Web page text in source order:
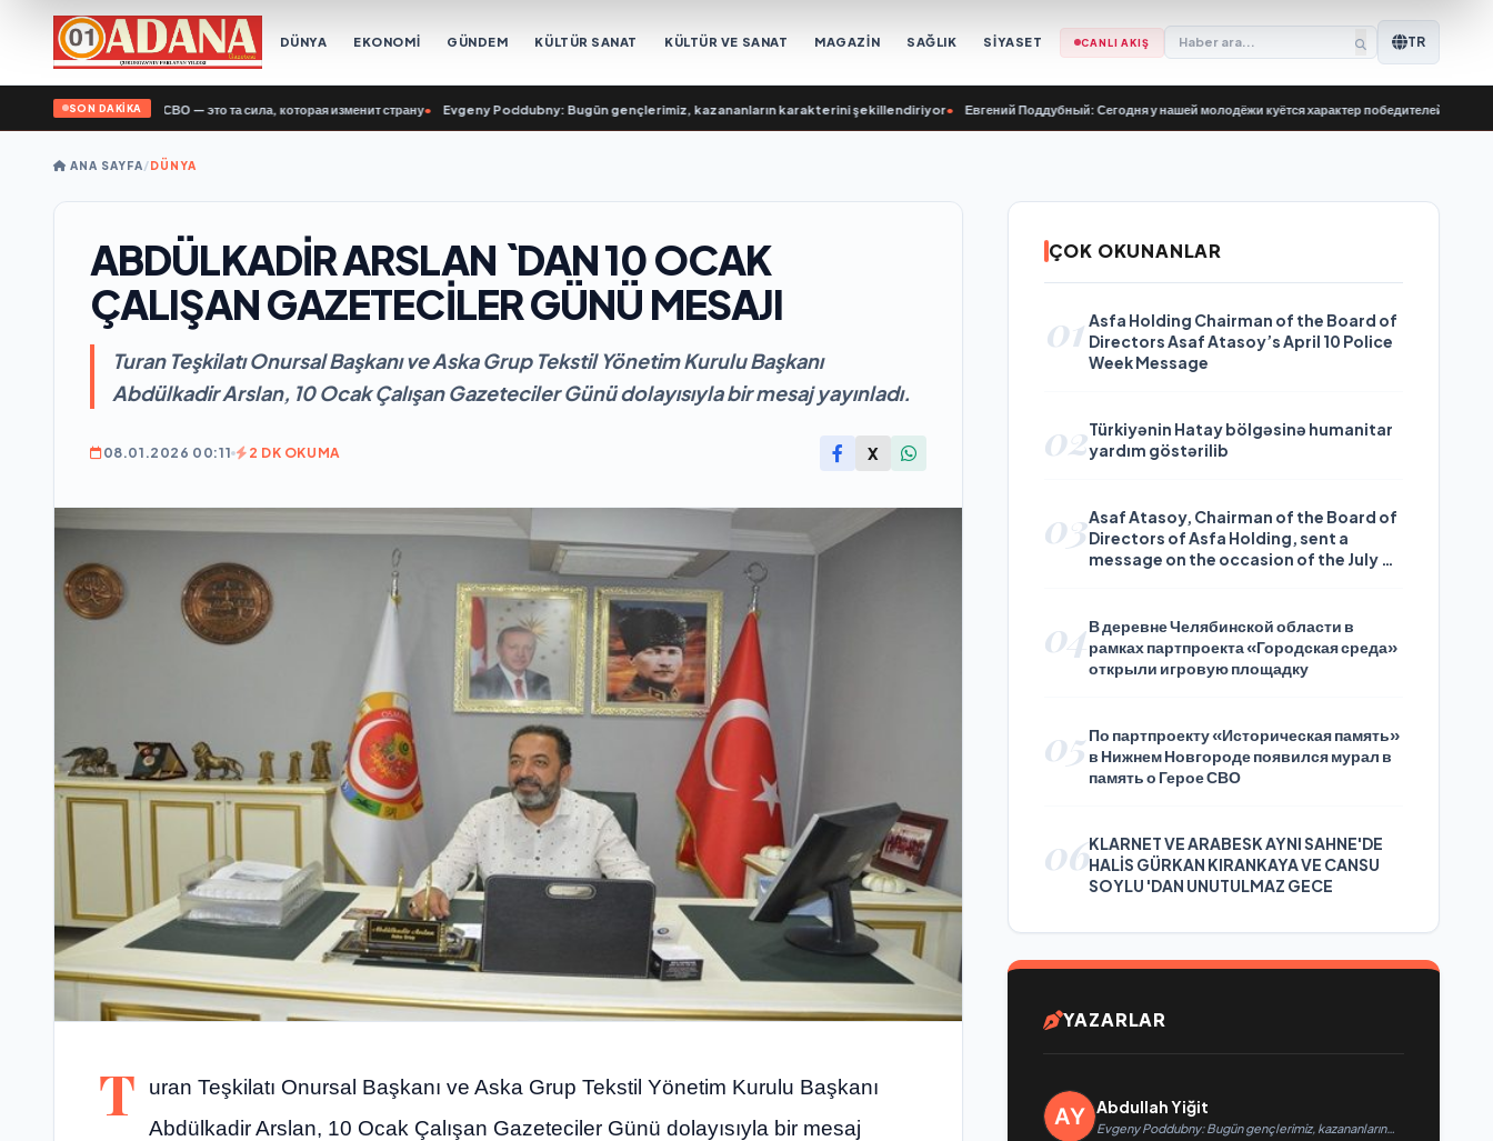
DÜNYA EKONOMİ GÜNDEM KÜLTÜR SANAT KÜLTÜR VE SANAT MAGAZİN SAĞLIK SİYASET CANLI AKIŞ TR
SON DAKİKA
Ветераны СВО — это та сила, которая изменит страну• Evgeny Poddubny: Bugün gençlerimiz, kazananların karakterini şekillendiriyor• Евгений Поддубный: Сегодня у нашей молодёжи куётся характер победителей• Владимир
ANA SAYFA/DÜNYA
ABDÜLKADİR ARSLAN `DAN 10 OCAK
ÇALIŞAN GAZETECİLER GÜNÜ MESAJI
Turan Teşkilatı Onursal Başkanı ve Aska Grup Tekstil Yönetim Kurulu Başkanı
Abdülkadir Arslan, 10 Ocak Çalışan Gazeteciler Günü dolayısıyla bir mesaj yayınladı.
08.01.2026 00:11 2 DK OKUMA X
T
uran Teşkilatı Onursal Başkanı ve Aska Grup Tekstil Yönetim Kurulu Başkanı
Abdülkadir Arslan, 10 Ocak Çalışan Gazeteciler Günü dolayısıyla bir mesaj
ÇOK OKUNANLAR
01 Asfa Holding Chairman of the Board of
Directors Asaf Atasoy’s April 10 Police
Week Message
02Türkiyənin Hatay bölgəsinə humanitar
yardım göstərilib
03Asaf Atasoy, Chairman of the Board of
Directors of Asfa Holding, sent a
message on the occasion of the July 24
04В деревне Челябинской области в
рамках партпроекта «Городская среда»
открыли игровую площадку
05 По партпроекту «Историческая память»
в Нижнем Новгороде появился мурал в
память о Герое СВО
06KLARNET VE ARABESK AYNI SAHNE'DE
HALİS GÜRKAN KIRANKAYA VE CANSU
SOYLU 'DAN UNUTULMAZ GECE
YAZARLAR
Abdullah Yiğit
Evgeny Poddubny: Bugün gençlerimiz, kazananların